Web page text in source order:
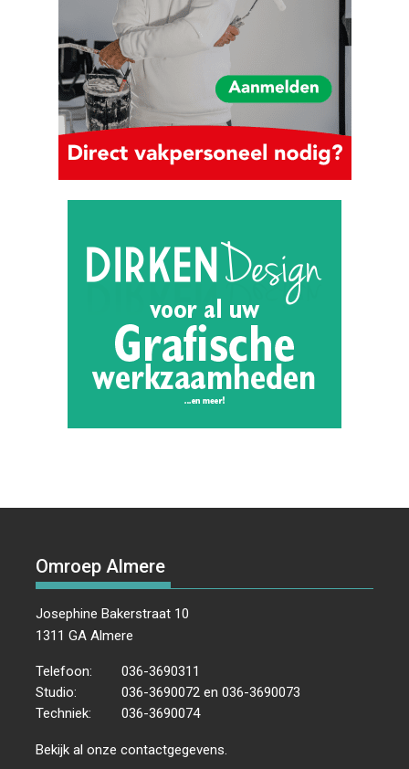
Omroep Almere
Josephine Bakerstraat 10
1311 GA Almere
Telefoon:
036-3690311
Studio:
036-3690072 en 036-3690073
Techniek:
036-3690074
Bekijk al onzecontactgegevens